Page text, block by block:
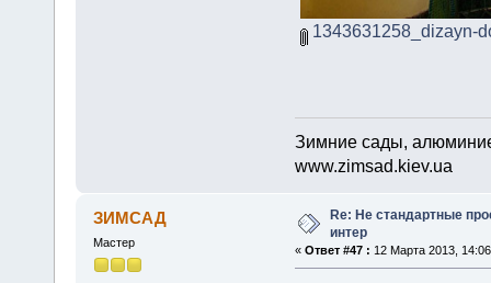
1343631258_dizayn-
Зимние сады,
www.zimsad.kiev.ua
ЗИМСАД
Мастер
Re: Не стандартные
интер
« Ответ #47 : 12 Марта 2013,